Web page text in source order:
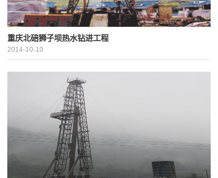
重庆北碚狮子坝热水钻进工程
2014-10-10